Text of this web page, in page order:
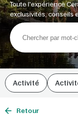
Toute l'expérience
exclusivités, conseils
Activité
Retour